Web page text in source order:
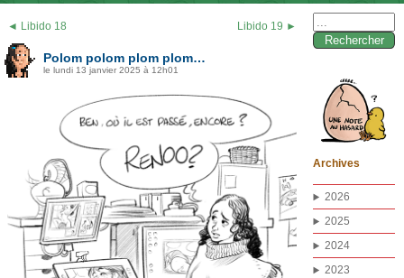
◄ Libido 18 Libido 19 ►
Polom polom plom plom…
le lundi 13 janvier 2025 à 12h01
Archives
2026
2025
2024
2023